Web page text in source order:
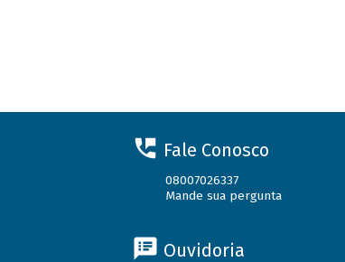
Fale Conosco
08007026337
Mande sua pergunta
Ouvidoria